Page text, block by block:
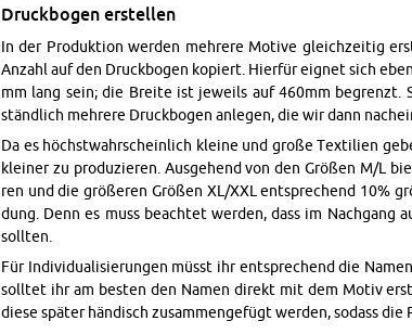
Druck­bo­gen er­stel­len
In der Pro­duk­ti­on wer­den meh­re­re Mo­ti­ve gleich­zei­tig
An­zahl auf den Druck­bo­gen ko­piert. Hier­für eig­net sich
mm lang sein; die Brei­te ist je­weils auf 460mm
ständ­lich meh­re­re Druck­bo­gen an­le­gen, die wir dann
Da es höchst­wahr­schein­lich klei­ne und große Tex­ti­li­en
klei­ner zu pro­du­zie­ren. Aus­ge­hend von den Grö­ßen M/L
ren und die grö­ße­ren Grö­ßen XL/XXL ent­spre­chend 10%
dung. Denn es muss be­ach­tet wer­den, dass im
soll­ten.
Für In­di­vi­dua­li­sie­run­gen müsst ihr ent­spre­chend die
soll­tet ihr am bes­ten den Namen di­rekt mit dem Motiv
diese spä­ter hän­disch zu­sam­men­ge­fügt wer­den, so­dass